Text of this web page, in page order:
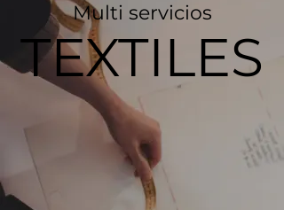
Multi servicios
TEXTILES